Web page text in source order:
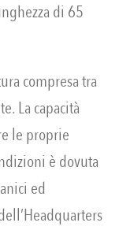
di 65
compresa tra
La capacità
le proprie
è dovuta
ed